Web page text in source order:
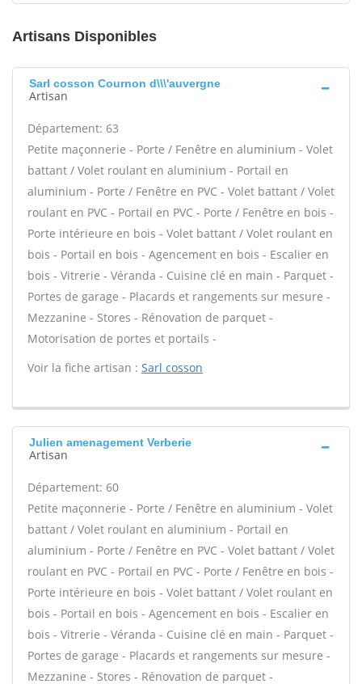
Artisans Disponibles
Sarl cosson Cournon d\\\'auvergne
Artisan
Département: 63
Petite maçonnerie - Porte / Fenêtre en aluminium - Volet
battant / Volet roulant en aluminium - Portail en
aluminium - Porte / Fenêtre en PVC - Volet battant / Volet
roulant en PVC - Portail en PVC - Porte / Fenêtre en bois -
Porte intérieure en bois - Volet battant / Volet roulant en
bois - Portail en bois - Agencement en bois - Escalier en
bois - Vitrerie - Véranda - Cuisine clé en main - Parquet -
Portes de garage - Placards et rangements sur mesure -
Mezzanine - Stores - Rénovation de parquet -
Motorisation de portes et portails -
Voir la fiche artisan : Sarl cosson
Julien amenagement Verberie
Artisan
Département: 60
Petite maçonnerie - Porte / Fenêtre en aluminium - Volet
battant / Volet roulant en aluminium - Portail en
aluminium - Porte / Fenêtre en PVC - Volet battant / Volet
roulant en PVC - Portail en PVC - Porte / Fenêtre en bois -
Porte intérieure en bois - Volet battant / Volet roulant en
bois - Portail en bois - Agencement en bois - Escalier en
bois - Vitrerie - Véranda - Cuisine clé en main - Parquet -
Portes de garage - Placards et rangements sur mesure -
Mezzanine - Stores - Rénovation de parquet -